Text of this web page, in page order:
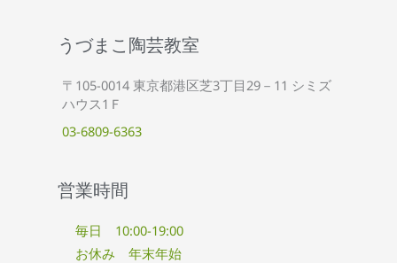
うづまこ陶芸教室
〒105-0014 東京都港区芝3丁目29－11 シミズ
ハウス1Ｆ
03-6809-6363
営業時間
毎日 10:00-19:00
お休み 年末年始